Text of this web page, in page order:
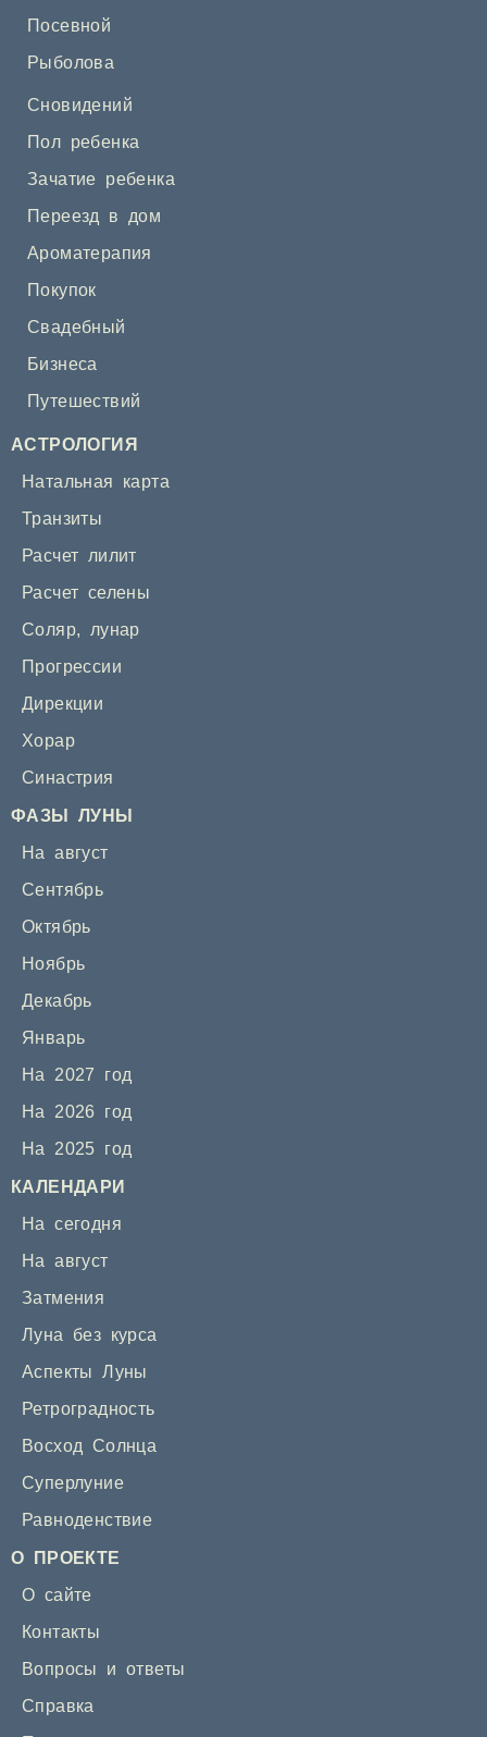
Посевной
Рыболова
Сновидений
Пол ребенка
Зачатие ребенка
Переезд в дом
Ароматерапия
Покупок
Свадебный
Бизнеса
Путешествий
АСТРОЛОГИЯ
Натальная карта
Транзиты
Расчет лилит
Расчет селены
Соляр, лунар
Прогрессии
Дирекции
Хорар
Синастрия
ФАЗЫ ЛУНЫ
На август
Сентябрь
Октябрь
Ноябрь
Декабрь
Январь
На 2027 год
На 2026 год
На 2025 год
КАЛЕНДАРИ
На сегодня
На август
Затмения
Луна без курса
Аспекты Луны
Ретроградность
Восход Солнца
Суперлуние
Равноденствие
О ПРОЕКТЕ
О сайте
Контакты
Вопросы и ответы
Справка